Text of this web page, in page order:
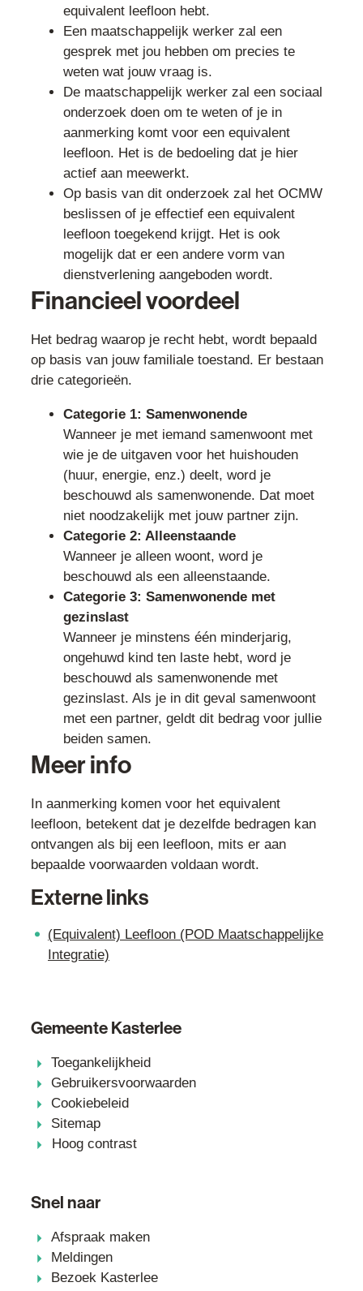
equivalent leefloon hebt.
Een maatschappelijk werker zal een
gesprek met jou hebben om precies te
weten wat jouw vraag is.
De maatschappelijk werker zal een sociaal
onderzoek doen om te weten of je in
aanmerking komt voor een equivalent
leefloon. Het is de bedoeling dat je hier
actief aan meewerkt.
Op basis van dit onderzoek zal het OCMW
beslissen of je effectief een equivalent
leefloon toegekend krijgt. Het is ook
mogelijk dat er een andere vorm van
dienstverlening aangeboden wordt.
Financieel voordeel
Het bedrag waarop je recht hebt, wordt bepaald
op basis van jouw familiale toestand. Er bestaan
drie categorieën.
Categorie 1: Samenwonende
Wanneer je met iemand samenwoont met
wie je de uitgaven voor het huishouden
(huur, energie, enz.) deelt, word je
beschouwd als samenwonende. Dat moet
niet noodzakelijk met jouw partner zijn.
Categorie 2: Alleenstaande
Wanneer je alleen woont, word je
beschouwd als een alleenstaande.
Categorie 3: Samenwonende met
gezinslast
Wanneer je minstens één minderjarig,
ongehuwd kind ten laste hebt, word je
beschouwd als samenwonende met
gezinslast. Als je in dit geval samenwoont
met een partner, geldt dit bedrag voor jullie
beiden samen.
Meer info
In aanmerking komen voor het equivalent
leefloon, betekent dat je dezelfde bedragen kan
ontvangen als bij een leefloon, mits er aan
bepaalde voorwaarden voldaan wordt.
Externe links
(Equivalent) Leefloon (POD Maatschappelijke
Integratie)
Gemeente Kasterlee
Toegankelijkheid
Gebruikersvoorwaarden
Cookiebeleid
Sitemap
Hoog contrast
Snel naar
Afspraak maken
Meldingen
Bezoek Kasterlee